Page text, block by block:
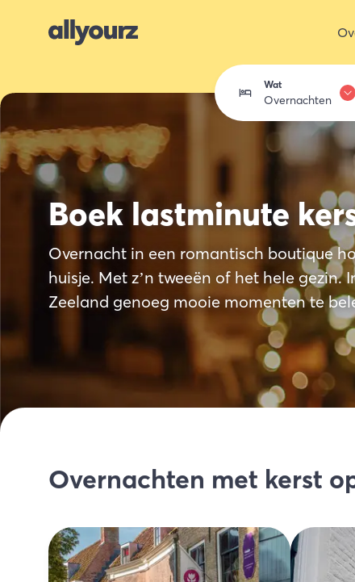
Wat
Overnachten
Eten &
Activiteiten
Winkelen
Zeeland
Boek lastminute
Overnacht in een romantisch boutique
huisje. Met z’n tweeën of het hele gezin.
Zeeland genoeg mooie momenten te
Overnachten met kerst